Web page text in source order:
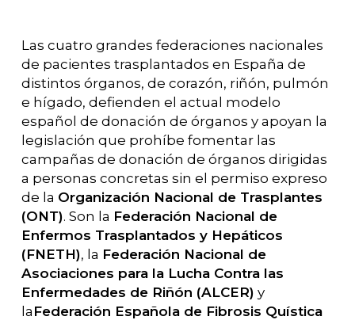
Las cuatro grandes federaciones nacionales
de pacientes trasplantados en España de
distintos órganos, de corazón, riñón, pulmón
e hígado, defienden el actual modelo
español de donación de órganos y apoyan la
legislación que prohíbe fomentar las
campañas de donación de órganos dirigidas
a personas concretas sin el permiso expreso
de la Organización Nacional de Trasplantes
(ONT). Son la Federación Nacional de
Enfermos Trasplantados y Hepáticos
(FNETH), la Federación Nacional de
Asociaciones para la Lucha Contra las
Enfermedades de Riñón (ALCER) y
la Federación Española de Fibrosis Quística